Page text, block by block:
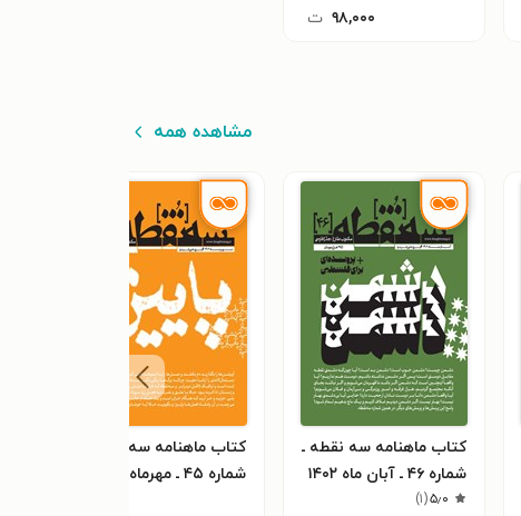
۹۸,۰۰۰ ت
مشاهده همه
کتاب ماهنامه سه نقطه ـ
شماره ۴۶ ـ آبان ماه ۱۴۰۲
۵٫۰(۱)
کتاب ماهنامه سه نقطه ـ
شماره ۴۵ ـ مهرماه ۱۴۰۲